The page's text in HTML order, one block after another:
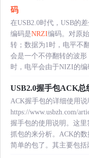
码
在USB2.0时代，USB的
编码是NRZI编码。对原
转；数据为1时，电平不
会是一个不停翻转的波
时，电平会由于NIZI的
USB2.0握手包ACK
ACK握手包的详细使用说
https://www.usbzh.com/
握手包的使用说明。这
抓包的来分析。ACK的
简单的包了。其主要包括